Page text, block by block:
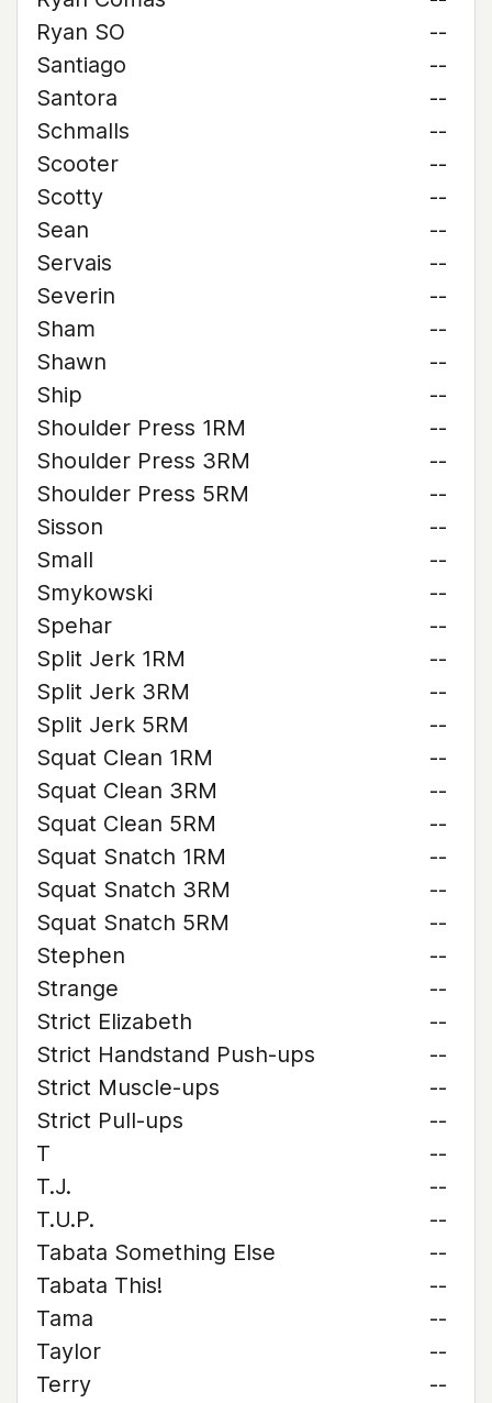
Ryan SO
--
Santiago
--
Santora
--
Schmalls
--
Scooter
--
Scotty
--
Sean
--
Servais
--
Severin
--
Sham
--
Shawn
--
Ship
--
Shoulder Press 1RM
--
Shoulder Press 3RM
--
Shoulder Press 5RM
--
Sisson
--
Small
--
Smykowski
--
Spehar
--
Split Jerk 1RM
--
Split Jerk 3RM
--
Split Jerk 5RM
--
Squat Clean 1RM
--
Squat Clean 3RM
--
Squat Clean 5RM
--
Squat Snatch 1RM
--
Squat Snatch 3RM
--
Squat Snatch 5RM
--
Stephen
--
Strange
--
Strict Elizabeth
--
Strict Handstand Push-ups
--
Strict Muscle-ups
--
Strict Pull-ups
--
T
--
T.J.
--
T.U.P.
--
Tabata Something Else
--
Tabata This!
--
Tama
--
Taylor
--
Terry
--